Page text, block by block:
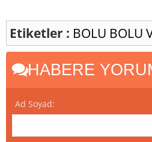
Etiketler : BOLU BOLU
HABERE
Ad Soyad: